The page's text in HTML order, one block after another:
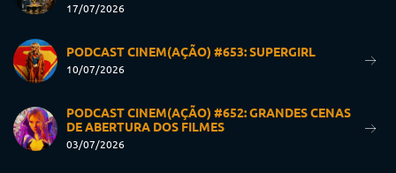
17/07/2026
PODCAST CINEM(AÇÃO) #653: SUPERGIRL
10/07/2026
PODCAST CINEM(AÇÃO) #652: GRANDES CENAS
DE ABERTURA DOS FILMES
03/07/2026